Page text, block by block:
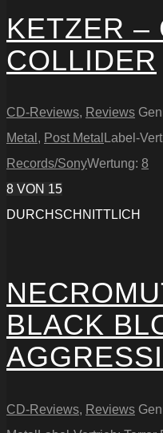
KETZER –
COLLIDER
CD-Reviews, Reviews
Metal , Post Metal Label-
Records/SonyWertung: 8
8 VON 15
DURCHSCHNITTLICH
BLACK
CD-Reviews, Reviews